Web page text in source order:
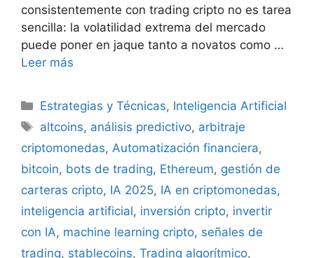
consistentemente con trading cripto no es tarea
sencilla: la volatilidad extrema del mercado
puede poner en jaque tanto a novatos como …
Leer más
Categorías
Estrategias y Técnicas, Inteligencia Artificial
Etiquetas
altcoins, análisis predictivo, arbitraje
criptomonedas, Automatización financiera,
bitcoin, bots de trading, Ethereum, gestión de
carteras cripto, IA 2025, IA en criptomonedas,
inteligencia artificial, inversión cripto, invertir
con IA, machine learning cripto, señales de
trading, stablecoins, Trading algorítmico,